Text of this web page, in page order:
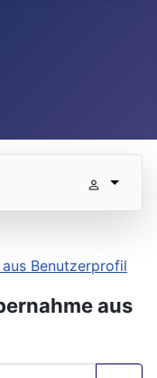
Benutzerprofil
aus